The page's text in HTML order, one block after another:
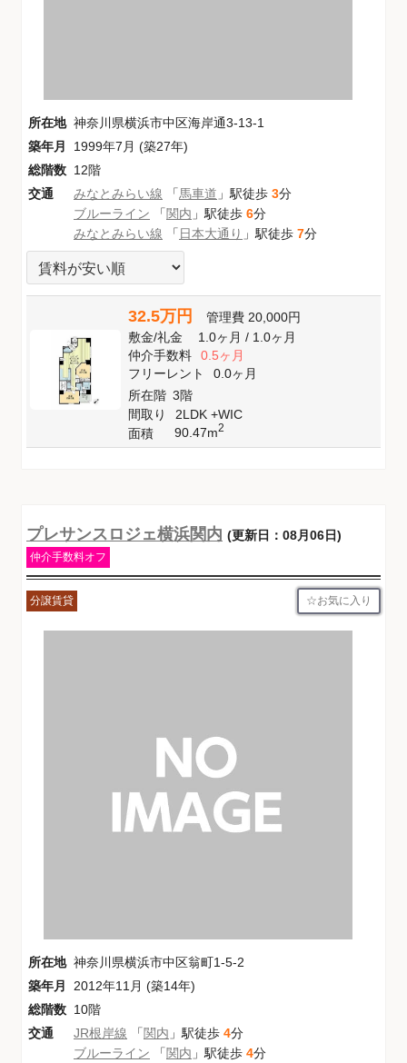
所在地 神奈川県横浜市中区海岸通3-13-1
築年月
1999年7月 (築27年)
総階数 12階
交通
みなとみらい線 「馬車道 」駅徒歩 3分
ブルーライン 「関内 」駅徒歩 6分
みなとみらい線 「日本大通り 」駅徒歩 7分
32.5万円 管理費 20,000円
敷金/礼金 1.0ヶ月/ 1.0ヶ月
仲介手数料
0.5ヶ月
フリーレント
0.0ヶ月
所在階 3階
間取り
2LDK +WIC
面積
90.47m2
プレサンスロジェ横浜関内 (更新日：08月06日)
仲介手数料オフ
分譲賃貸 お気に入り
所在地 神奈川県横浜市中区翁町1-5-2
築年月
2012年11月 (築14年)
総階数 10階
交通
JR根岸線 「関内 」駅徒歩 4分
ブルーライン 「関内 」駅徒歩 4分